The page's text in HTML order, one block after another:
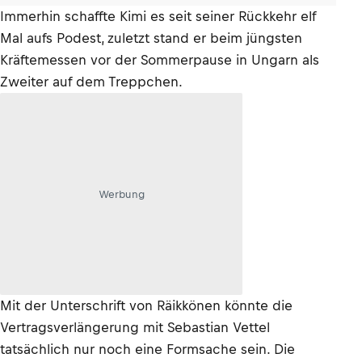
Immerhin schaffte Kimi es seit seiner Rückkehr elf
Mal aufs Podest, zuletzt stand er beim jüngsten
Kräftemessen vor der Sommerpause in Ungarn als
Zweiter auf dem Treppchen.
Werbung
Mit der Unterschrift von Räikkönen könnte die
Vertragsverlängerung mit Sebastian Vettel
tatsächlich nur noch eine Formsache sein. Die